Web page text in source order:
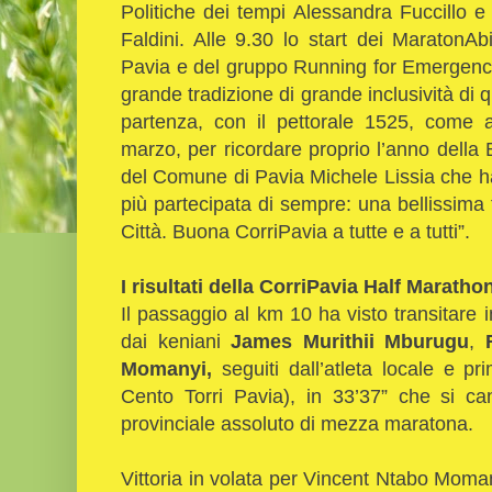
Politiche dei tempi Alessandra Fuccillo
Faldini. Alle 9.30 lo start dei
Pavia e del gruppo Running for
grande tradizione di grande inclusività di
partenza, con il pettorale 1525, come
marzo, per ricordare proprio l’anno
del Comune di Pavia Michele Lissia che
più partecipata di sempre: una
Città. Buona CorriPavia a tutte e a tutti”.
I risultati della CorriPavia Half
Il passaggio al km 10 ha visto transitare
dai kenianiJames Murithii Mburugu,
Momanyi, seguiti dall’atleta locale e
Cento Torri Pavia), in 33’37” che si
provinciale assoluto di mezza maratona.
Vittoria in volata per Vincent Ntabo